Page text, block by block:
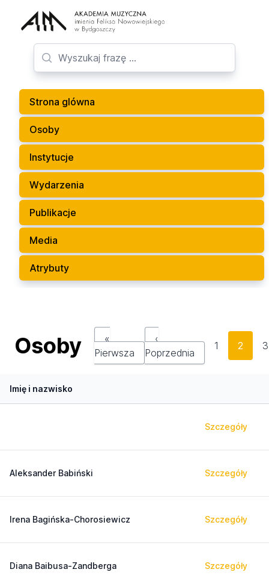
Strona glówna
Osoby
Instytucje
Wydarzenia
Publikacje
Media
Atrybuty
Osoby
«
Pierwsza
‹
Poprzednia
1 2 3
Imię i nazwisko
Szczegóły
Aleksander Babiński Szczegóły
Irena Bagińska-Chorosiewicz Szczegóły
Diana Baibusa-Zandberga Szczegóły